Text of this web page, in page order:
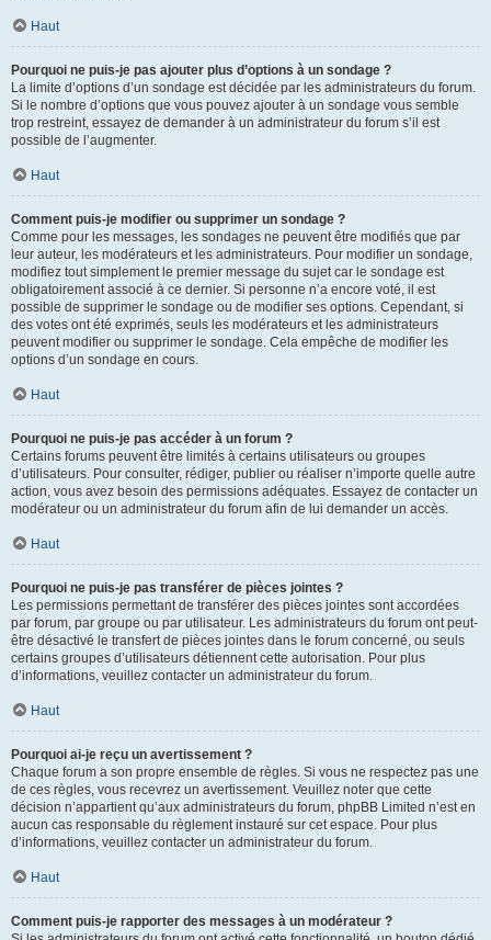
Haut
Pourquoi ne puis-je pas ajouter plus d’options à un sondage ?
La limite d’options d’un sondage est décidée par les administrateurs du forum.
Si le nombre d’options que vous pouvez ajouter à un sondage vous semble
trop restreint, essayez de demander à un administrateur du forum s’il est
possible de l’augmenter.
Haut
Comment puis-je modifier ou supprimer un sondage ?
Comme pour les messages, les sondages ne peuvent être modifiés que par
leur auteur, les modérateurs et les administrateurs. Pour modifier un sondage,
modifiez tout simplement le premier message du sujet car le sondage est
obligatoirement associé à ce dernier. Si personne n’a encore voté, il est
possible de supprimer le sondage ou de modifier ses options. Cependant, si
des votes ont été exprimés, seuls les modérateurs et les administrateurs
peuvent modifier ou supprimer le sondage. Cela empêche de modifier les
options d’un sondage en cours.
Haut
Pourquoi ne puis-je pas accéder à un forum ?
Certains forums peuvent être limités à certains utilisateurs ou groupes
d’utilisateurs. Pour consulter, rédiger, publier ou réaliser n’importe quelle autre
action, vous avez besoin des permissions adéquates. Essayez de contacter un
modérateur ou un administrateur du forum afin de lui demander un accès.
Haut
Pourquoi ne puis-je pas transférer de pièces jointes ?
Les permissions permettant de transférer des pièces jointes sont accordées
par forum, par groupe ou par utilisateur. Les administrateurs du forum ont peut-
être désactivé le transfert de pièces jointes dans le forum concerné, ou seuls
certains groupes d’utilisateurs détiennent cette autorisation. Pour plus
d’informations, veuillez contacter un administrateur du forum.
Haut
Pourquoi ai-je reçu un avertissement ?
Chaque forum a son propre ensemble de règles. Si vous ne respectez pas une
de ces règles, vous recevrez un avertissement. Veuillez noter que cette
décision n’appartient qu’aux administrateurs du forum, phpBB Limited n’est en
aucun cas responsable du règlement instauré sur cet espace. Pour plus
d’informations, veuillez contacter un administrateur du forum.
Haut
Comment puis-je rapporter des messages à un modérateur ?